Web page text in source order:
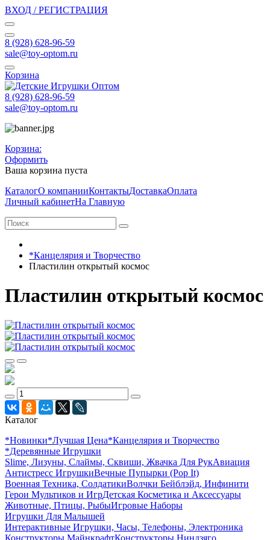
ВХОД / РЕГИСТРАЦИЯ
8 (928) 628-96-59
sale@toy-optom.ru
Корзина
8 (928) 628-96-59
sale@toy-optom.ru
Корзина:
Оформить
Ваша корзина пуста
КаталогО компанииКонтактыДоставкаОплата
Личный кабинетНа Главную
*Канцелярия и Творчество
Пластилин открытый космос
Пластилин открытый космос
Каталог
*Новинки*Лучшая Цена*Канцелярия и Творчество
*Деревянные Игрушки
Slime, Лизуны, Слаймы, Сквиши, Жвачка Для РукАвиация
Антистресс ИгрушкиВечные Пупырки (Pop It)
Военная Техника, СолдатикиВолчки Бейблэйд, Инфинити
Герои Мультиков и ИгрДетcкая Косметика и Аксессуары
Животные, Птицы, РыбыИгровые Наборы
Игрушки Для Малышей
Интерактивные Игрушки, Часы, Телефоны, Электроника
Конструкторы МайнкрафтКонструкторы Ниндзяго